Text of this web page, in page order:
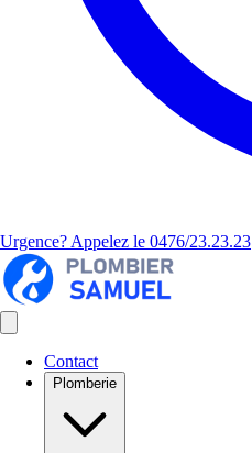
Urgence? Appelez le 0476/23.23.23
Contact
Plomberie